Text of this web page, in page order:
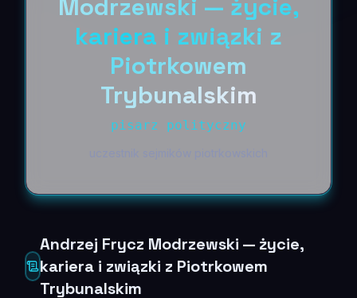
Modrzewski — życie,
kariera i związki z
Piotrkowem
Trybunalskim
pisarz polityczny
Andrzej Frycz Modrzewski — życie,
kariera i związki z Piotrkowem
Trybunalskim